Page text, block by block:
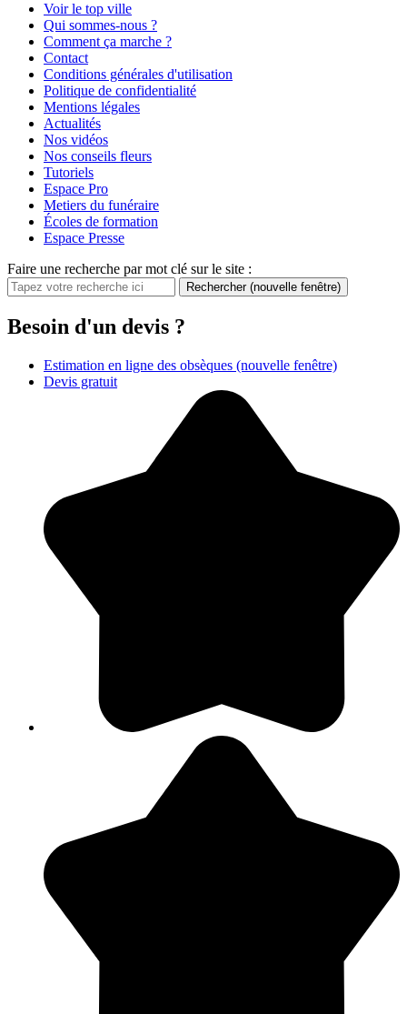
Voir le top ville
Qui sommes-nous ?
Comment ça marche ?
Contact
Conditions générales d'utilisation
Politique de confidentialité
Mentions légales
Actualités
Nos vidéos
Nos conseils fleurs
Tutoriels
Espace Pro
Metiers du funéraire
Écoles de formation
Espace Presse
Faire une recherche par mot clé sur le site :
Rechercher (nouvelle fenêtre)
Besoin d'un devis ?
Estimation en ligne des obsèques (nouvelle fenêtre)
Devis gratuit